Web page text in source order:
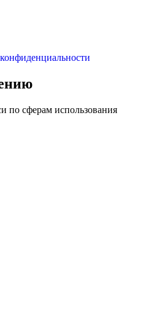
по сферам использования